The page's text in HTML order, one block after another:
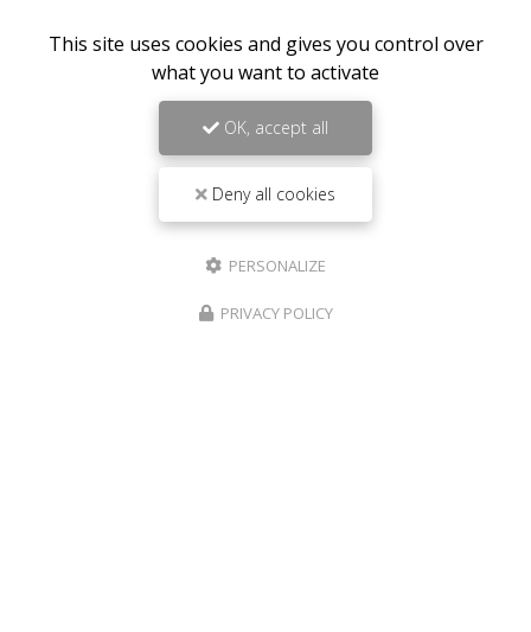
This site uses cookies and gives you control over
what you want to activate
OK, accept all
Deny all cookies
PERSONALIZE
PRIVACY POLICY